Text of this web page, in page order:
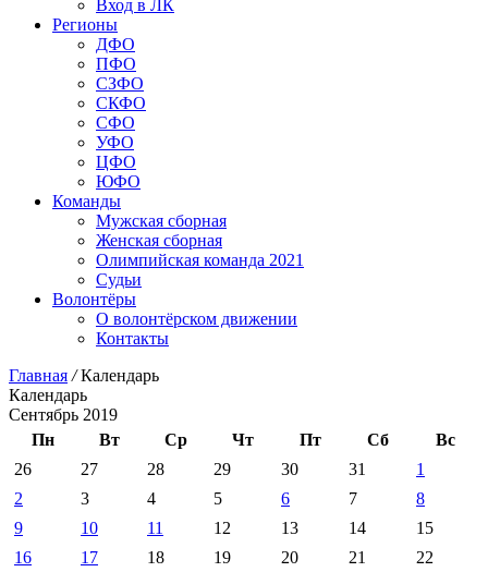
Вход в ЛК
Регионы
ДФО
ПФО
СЗФО
СКФО
СФО
УФО
ЦФО
ЮФО
Команды
Мужская сборная
Женская сборная
Олимпийская команда 2021
Судьи
Волонтёры
О волонтёрском движении
Контакты
Главная /Календарь
Календарь
Сентябрь 2019
Пн
Вт Ср Чт Пт Сб
Вс
26
27 28 29 30 31
1
2
3 4 5 6 7
8
9
10 11 12 13 14
15
16
17 18 19 20 21 22